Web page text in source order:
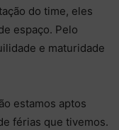
do time, eles
espaço. Pelo
e maturidade
estamos aptos
férias que tivemos.